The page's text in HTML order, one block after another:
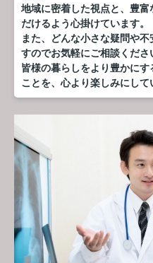
地域に密着した視点と、豊
だけるよう心掛けています。
また、どんな小さな疑問や
すのでお気軽にご相談くださ
皆様の暮らしをより豊かに
ことを、心より楽しみにして